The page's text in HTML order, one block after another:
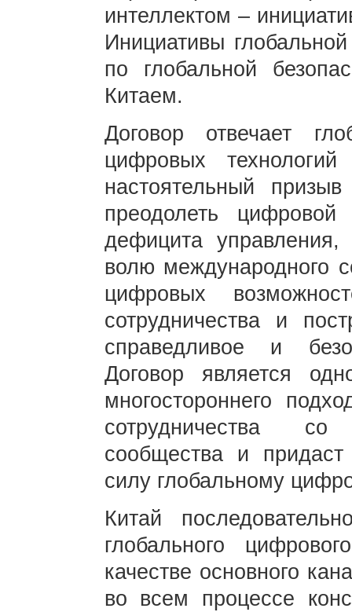
интеллектом –
Инициативы
по глобальной
Китаем.
Договор отвечает
цифровых
настоятельный
преодолеть
дефицита
волю международного
цифровых
сотрудничества и
справедливое и
Договор является
многостороннего
сотрудничества
сообщества и
силу глобальному
Китай
глобального
качестве основного
во всем процессе